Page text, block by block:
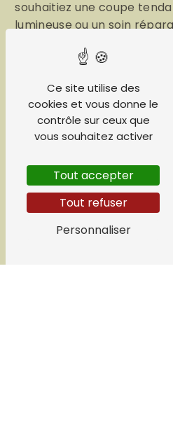
souhaitiez une coupe
lumineuse ou un soin
là pour vous
moment de détente
Prenez rendez-
Pour profiter de nos
n'hésitez pas à prendre
contactant au 02 97 56
choyer par notre
cheveux toute l'attention
Ac'tif
Ce site utilise des
cookies et vous donne le
contrôle sur ceux que
vous souhaitez activer
Tout accepter
Tout refuser
Personnaliser